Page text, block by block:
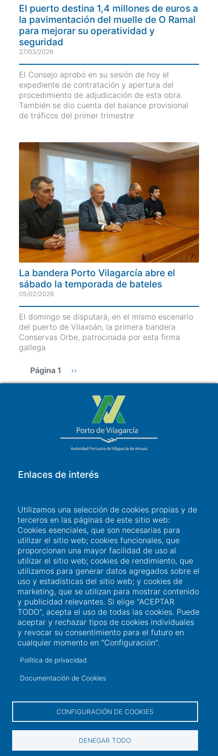
El puerto destina 1,4 millones de euros a
la pavimentación del muelle de O Ramal
para mejorar su operatividad y
seguridad
27/03/2026
El Consejo aprobó en su sesión de hoy el
expediente de contratación y apertura del
procedimiento de adjudicación de esta obra.
También se dio cuenta del balance provisional
de tráficos del primer trimestre
La bandera Porto Vilagarcía abre el
sábado la temporada de bateles
05/02/2026
El domingo se disputará, en el mismo escenario
del puerto de Vilaxoán, la primera bandera
Conservas Orbe, patrocinada por esta firma
gallega
Paginación
Página 1
Siguiente
página
››
Información de contacto
+34 986 565 129
Peirao de Pasaxeiros, 1. 36600 Vilagarcía de
Arousa (Pontevedra)
sac@portovilagarcia.es
DIR3: EA0001323
Enlaces de interés
Sede Electrónica
Perfil del contratante
Contacto
2021 Autoridad Portuaria de Vilagarcía de Arousa.
Utilizamos una selección de cookies propias y de
terceros en las páginas de este sitio web:
Cookies esenciales, que son necesarias para
utilizar el sitio web; cookies funcionales, que
proporcionan una mayor facilidad de uso al
utilizar el sitio web; cookies de rendimiento, que
utilizamos para generar datos agregados sobre el
uso y estadísticas del sitio web; y cookies de
marketing, que se utilizan para mostrar contenido
y publicidad relevantes. Si elige "ACEPTAR
TODO", acepta el uso de todas las cookies. Puede
aceptar y rechazar tipos de cookies individuales
y revocar su consentimiento para el futuro en
cualquier momento en "Configuración".
Política de privacidad
Documentación de Cookies
CONFIGURACIÓN DE COOKIES
DENEGAR TODO